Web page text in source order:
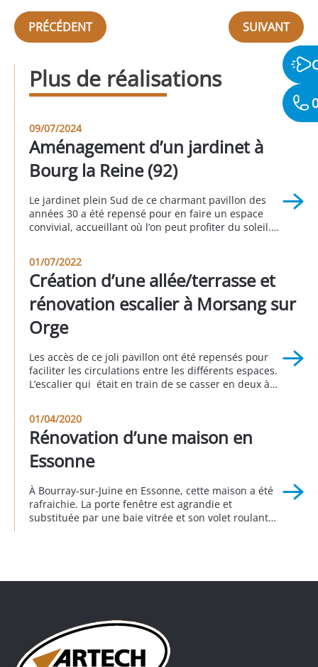
PRÉCÉDENT SUIVANT
Plus de réalisations
09/07/2024
Aménagement d’un jardinet à
Bourg la Reine (92)
Le jardinet plein Sud de ce charmant pavillon des
années 30 a été repensé pour en faire un espace
convivial, accueillant où l’on peut profiter du soleil.
usées” et “eaux pluviales” en conformité. À Bourg la
[…]
01/07/2022
Création d’une allée/terrasse et
rénovation escalier à Morsang sur
Orge
Les accès de ce joli pavillon ont été repensés pour
faciliter les circulations entre les différents espaces.
L’escalier qui était en train de se casser en deux à
terrasse d’agrément qui exploite tous les qualités de
ce […]
01/04/2020
Rénovation d’une maison en
Essonne
À Bourray-sur-Juine en Essonne, cette maison a été
rafraichie. La porte fenêtre est agrandie et
substituée par une baie vitrée et son volet roulant